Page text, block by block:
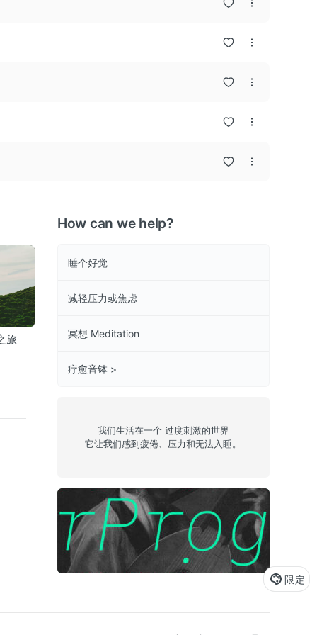
旅 缓和恐慌 缓和愤怒
How can we help?
睡个好觉
减轻压力或焦虑
冥想 Meditation
疗愈音钵 >
我们生活在一个 过度刺激的世界
它让我们感到疲倦、压力和无法入睡。
Episode 63: T-FLX
限定